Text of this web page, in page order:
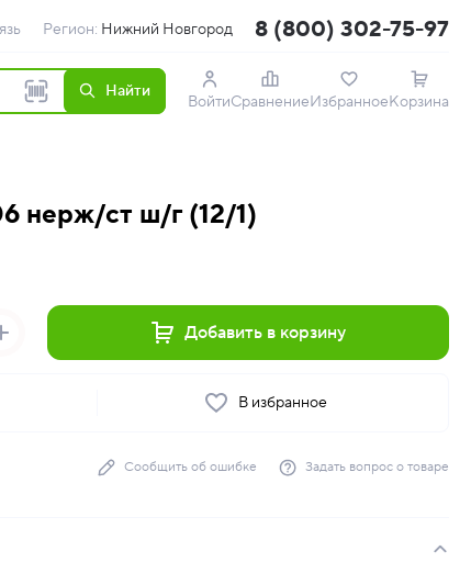
Регион: Нижний Новгород 8 (800) 302-75-97
Найти
ВойтиСравнениеИзбранноеКорзина
нерж/ст ш/г (12/1)
Добавить в корзину
В избранное
Сообщить об ошибке Задать вопрос о товаре